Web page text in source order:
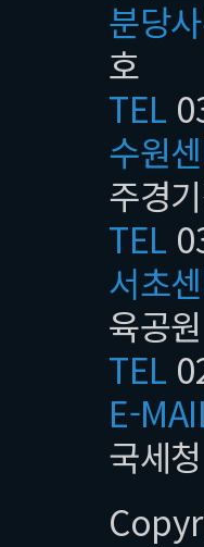
분당
호
TEL
수원
주경
TEL
서초
육공원
TEL
E-
국세